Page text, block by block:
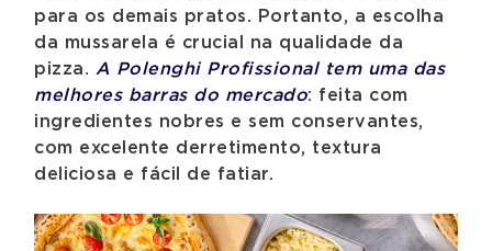
para os demais pratos. Portanto, a escolha
da mussarela é crucial na qualidade da
pizza. A Polenghi Profissional tem uma das
melhores barras do mercado: feita com
ingredientes nobres e sem conservantes,
com excelente derretimento, textura
deliciosa e fácil de fatiar.